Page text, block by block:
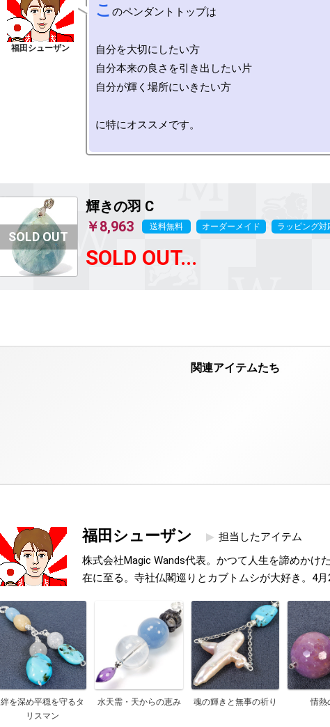
こ のペンダントトップは
自分を大切にしたい方
自分本来の良さを引き出したい片
自分が輝く場所にいきたい方
に特にオススメです。
輝きの羽 C
￥8,963
送料無料 オーダーメイド ラッピング対
SOLD OUT...
福田シューザン
担当したアイテム
株式会社Magic Wands代表。かつて人生を諦めかけ
在に至る。寺社仏閣巡りとカブトムシが大好き。4月
絆を深め平穏を守るタ
リスマン
水天需・天からの恵み 魂の輝きと無事の祈り 情熱